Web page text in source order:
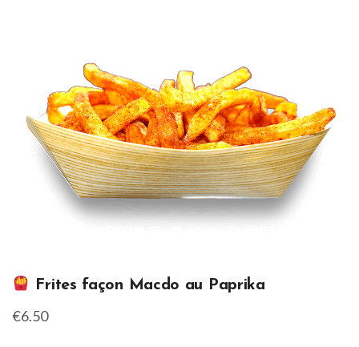
Frites façon Macdo au Paprika
€6.50